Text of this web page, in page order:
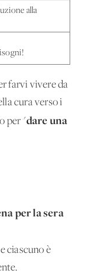
alla
farvi vivere da
cura verso i
per "dare una
per la sera
ciascuno è